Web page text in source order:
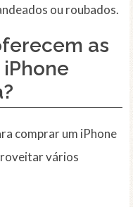
ou roubados.
as
comprar um iPhone
vários